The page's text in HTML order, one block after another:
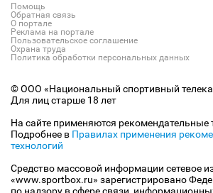
Помощь
Обратная связь
О портале
Реклама на портале
Пользовательское соглашение
Охрана труда
Политика обработки персональных данных
© ООО «Национальный спортивный
Для лиц старше 18 лет
На сайте применяются рекомендательные
Подробнее в Правилах применения
технологий
Средство массовой информации сетевое
«www.sportbox.ru» зарегистрировано
по надзору в сфере связи,